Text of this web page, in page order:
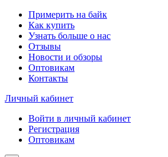
Примерить на байк
Как купить
Узнать больше о нас
Отзывы
Новости и обзоры
Оптовикам
Контакты
Личный кабинет
Войти в личный кабинет
Регистрация
Оптовикам